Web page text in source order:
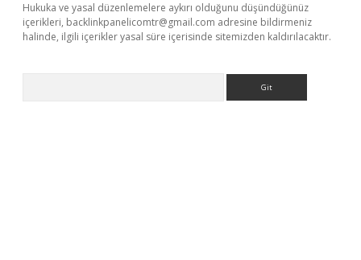
Hukuka ve yasal düzenlemelere aykırı olduğunu düşündüğünüz
içerikleri, backlinkpanelicomtr@gmail.com adresine bildirmeniz
halinde, ilgili içerikler yasal süre içerisinde sitemizden kaldırılacaktır.